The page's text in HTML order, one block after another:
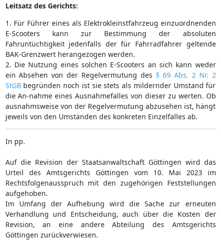
Leitsatz des Gerichts:
1. Für Führer eines als Elektrokleinstfahrzeug einzuordnenden
E-Scooters kann zur Bestimmung der absoluten
Fahruntüchtigkeit jedenfalls der für Fahrradfahrer geltende
BAK-Grenzwert herangezogen werden.
2. Die Nutzung eines solchen E-Scooters an sich kann weder
ein Absehen von der Regelvermutung des § 69 Abs. 2 Nr. 2
StGBbegründen noch ist sie stets als mildernder Umstand für
die An-nahme eines Ausnahmefalles von dieser zu werten. Ob
ausnahmsweise von der Regelvermutung abzusehen ist, hängt
jeweils von den Umständen des konkreten Einzelfalles ab.
In pp.
Auf die Revision der Staatsanwaltschaft Göttingen wird das
Urteil des Amtsgerichts Göttingen vom 10. Mai 2023 im
Rechtsfolgenausspruch mit den zugehörigen Feststellungen
aufgehoben.
Im Umfang der Aufhebung wird die Sache zur erneuten
Verhandlung und Entscheidung, auch über die Kosten der
Revision, an eine andere Abteilung des Amtsgerichts
Göttingen zurückverwiesen.